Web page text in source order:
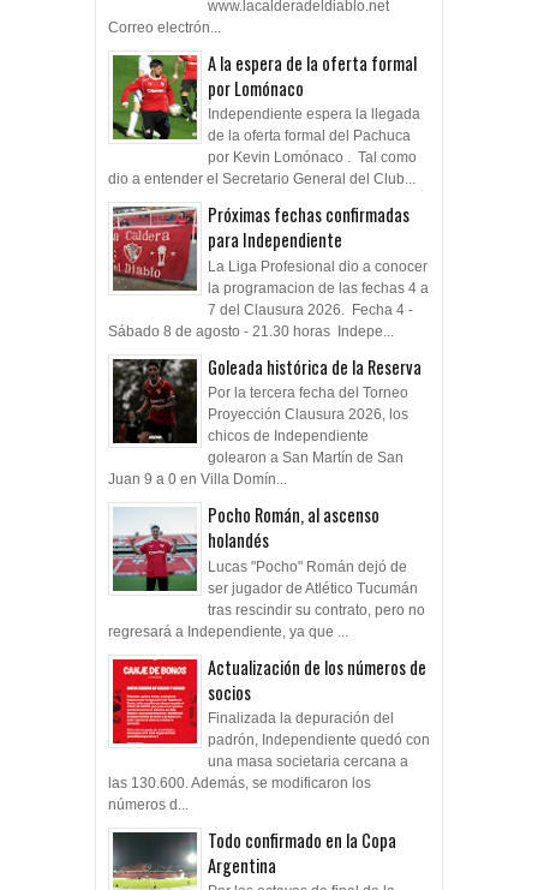
www.lacalderadeldiablo.net
Correo electrón...
A la espera de la oferta formal
por Lomónaco
Independiente espera la llegada
de la oferta formal del Pachuca
por Kevin Lomónaco . Tal como
dio a entender el Secretario General del Club...
Próximas fechas confirmadas
para Independiente
La Liga Profesional dio a conocer
la programacion de las fechas 4 a
7 del Clausura 2026. Fecha 4 -
Sábado 8 de agosto - 21.30 horas Indepe...
Goleada histórica de la Reserva
Por la tercera fecha del Torneo
Proyección Clausura 2026, los
chicos de Independiente
golearon a San Martín de San
Juan 9 a 0 en Villa Domín...
Pocho Román, al ascenso
holandés
Lucas "Pocho" Román dejó de
ser jugador de Atlético Tucumán
tras rescindir su contrato, pero no
regresará a Independiente, ya que ...
Actualización de los números de
socios
Finalizada la depuración del
padrón, Independiente quedó con
una masa societaria cercana a
las 130.600. Además, se modificaron los
números d...
Todo confirmado en la Copa
Argentina